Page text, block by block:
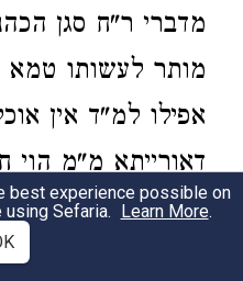
מדברי ר"ח סגן
מותר לעשותו טמא
אפילו למ"ד אין
דאורייתא מ"מ הוי
להוסיף בדרבנן
מדאורייתא דאל"כ
best experience possible on
using Sefaria. Learn More.